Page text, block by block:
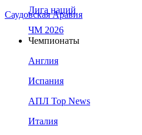
Саудовская Аравия
Лига наций
ЧМ 2026
Чемпионаты
Англия
Испания
АПЛ Top News
Италия